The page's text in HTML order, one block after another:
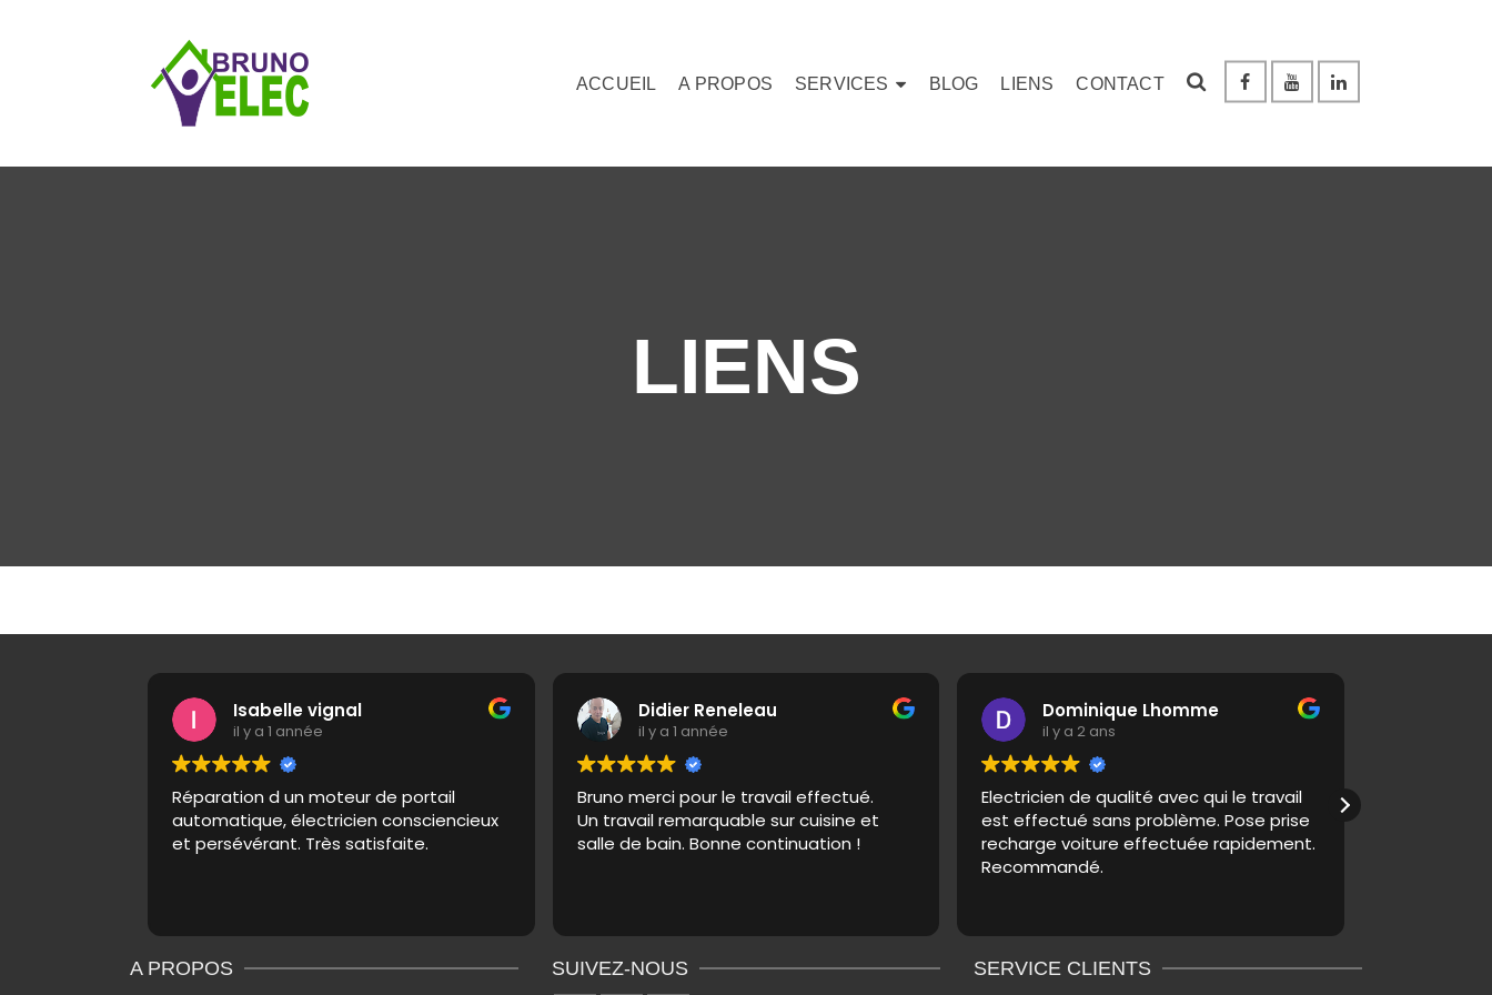
ACCUEIL A PROPOS SERVICES BLOG LIENS CONTACT
LIENS
Isabelle vignal
il y a 1 année
Réparation d un moteur de portail
automatique, électricien consciencieux
et persévérant. Très satisfaite.
Didier Reneleau
il y a 1 année
Bruno merci pour le travail effectué.
Un travail remarquable sur cuisine et
salle de bain. Bonne continuation !
Dominique Lhomme
il y a 2 ans
Electricien de qualité avec qui le travail
est effectué sans problème. Pose prise
recharge voiture effectuée rapidement.
Recommandé.
A PROPOS SUIVEZ-NOUS SERVICE CLIENTS